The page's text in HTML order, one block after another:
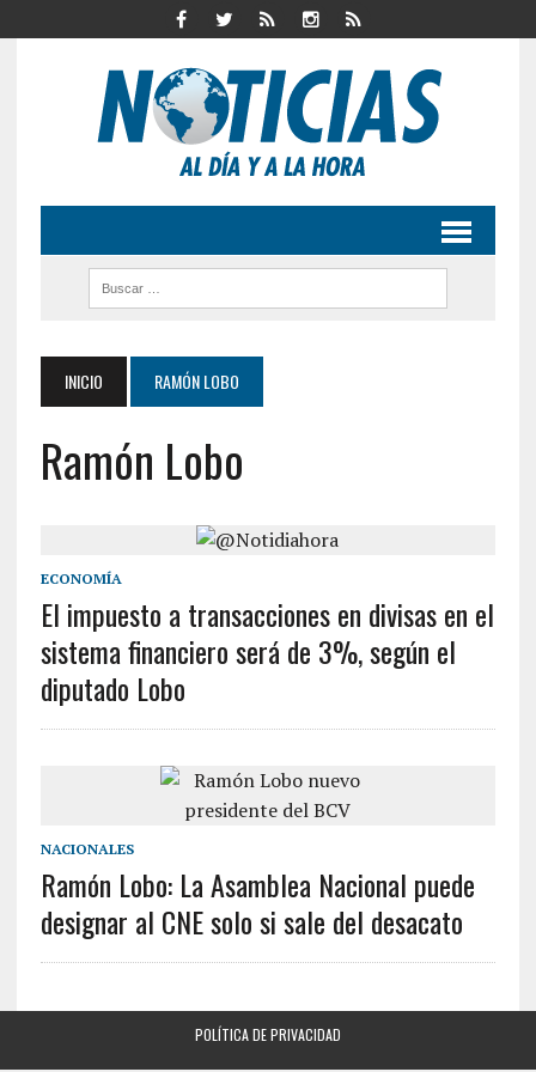
INICIO RAMÓN LOBO
Ramón Lobo
ECONOMÍA
El impuesto a transacciones en divisas en el
sistema financiero será de 3%, según el
diputado Lobo
NACIONALES
Ramón Lobo: La Asamblea Nacional puede
designar al CNE solo si sale del desacato
POLÍTICA DE PRIVACIDAD